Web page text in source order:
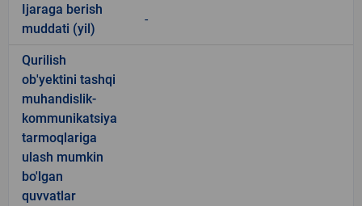
Ijaraga berish
muddati (yil)
-
Qurilish
ob'yektini tashqi
muhandislik-
kommunikatsiya
tarmoqlariga
ulash mumkin
bo'lgan
quvvatlar